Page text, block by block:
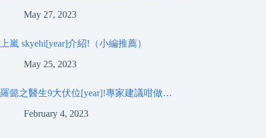
May 27, 2023
上嵐 skyehi[year]介紹!（小編推薦）
May 25, 2023
羅懿之醫生9大伏位[year]!專家建議咁做…
February 4, 2023